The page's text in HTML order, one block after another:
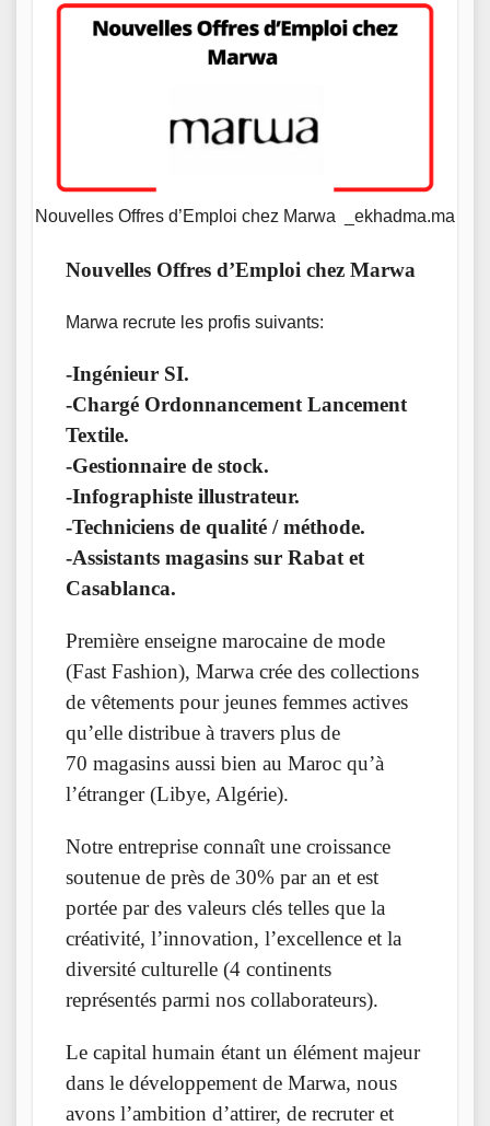
Nouvelles Offres d’Emploi chez Marwa _ekhadma.ma
Nouvelles Offres d’Emploi chez Marwa
Marwa recrute les profis suivants:
-Ingénieur SI.
-Chargé Ordonnancement Lancement
Textile.
-Gestionnaire de stock.
-Infographiste illustrateur.
-Techniciens de qualité / méthode.
-Assistants magasins sur Rabat et
Casablanca.
Première enseigne marocaine de mode
(Fast Fashion), Marwa crée des collections
de vêtements pour jeunes femmes actives
qu’elle distribue à travers plus de
70 magasins aussi bien au Maroc qu’à
l’étranger (Libye, Algérie).
Notre entreprise connaît une croissance
soutenue de près de 30% par an et est
portée par des valeurs clés telles que la
créativité, l’innovation, l’excellence et la
diversité culturelle (4 continents
représentés parmi nos collaborateurs).
Le capital humain étant un élément majeur
dans le développement de Marwa, nous
avons l’ambition d’attirer, de recruter et